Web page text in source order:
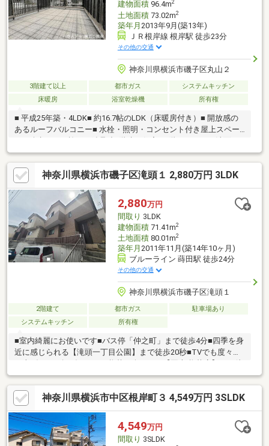
建物面積96.4m2
土地面積73.02m2
築年月 2013年9月(築13年)
ＪＲ根岸線 根岸駅 徒歩23分
その他の交通
神奈川県横浜市磯子区丸山２
3階建て以上 都市ガス
システムキッチン
床暖房
浴室乾燥機 所有権
■ 平成25年築・4LDK■ 約16.7帖のLDK（床暖房付き）■ 開放感の
あるルーフバルコニー■ 水栓・照明・コンセント付き屋上スペー
設置■ 全居室収納付き■ スーパー徒歩2分・コンビニ徒歩1分■ 小
学校徒歩3分■ バス停徒歩2分で通勤・通学にも便利■ 24時間換気
システム搭載■ 2階から操作可能な玄関電気錠■ 室内丁寧にお使い
です
神奈川県横浜市磯子区滝頭１ 2,880万円 3LDK
2,880万円
間取り 3LDK
建物面積71.41m2
土地面積80.01m2
築年月 2011年11月(築14年10ヶ月)
ブルーライン 蒔田駅 徒歩24分
その他の交通
神奈川県横浜市磯子区滝頭１
2階建て 都市ガス
駐車場あり
システムキッチン
所有権
■室内綺麗にお使いです■バス停「仲之町」まで徒歩4分■四季を身
近に感じられる【滝頭一丁目公園】まで徒歩20秒■TVでも度々取
歩4分■【ファミリーマート 磯子岡村一丁目店】まで徒歩4分
■【FUJI 根岸橋店】まで徒歩7分■【クリエイトS・D磯子滝頭店】
まで徒歩10分■【横浜市立脳卒中・神経脊椎センター】まで徒歩5
分■カースペース1台分あり（車種による）■横浜市立滝頭小学校
まで徒歩6分■横浜市立岡村中学校まで徒歩8分■小学校まで近く新
1年生でも安心の距離ですね
神奈川県横浜市中区根岸町３ 4,549万円 3SLDK
4,549万円
間取り 3SLDK